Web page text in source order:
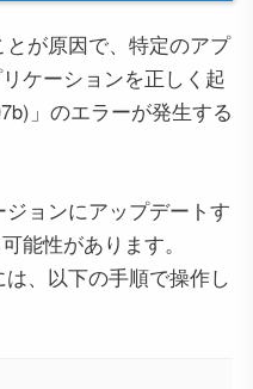
が原因で、特定のアプ
ケーションを正しく起
」のエラーが発生する
ョンにアップデートす
能性があります。
、以下の手順で操作し